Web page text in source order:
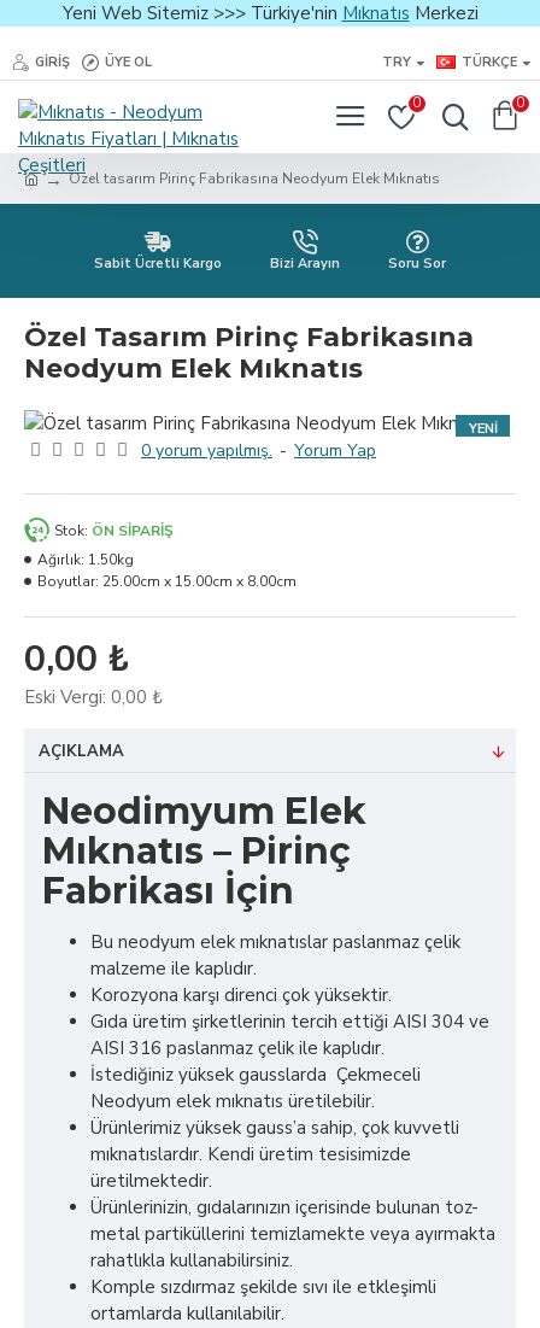
Yeni Web Sitemiz >>> Türkiye'nin Mıknatıs Merkezi
GIRIŞ ÜYE OL TRY TÜRKÇE
0 0
Özel tasarım Pirinç Fabrikasına Neodyum Elek Mıknatıs
Sabit Ücretli Kargo Bizi Arayın Soru Sor
Özel Tasarım Pirinç Fabrikasına
Neodyum Elek Mıknatıs
YENI
0 yorum yapılmış. - Yorum Yap
0,00 ₺
Eski Vergi: 0,00 ₺
Stok: ÖN SIPARIŞ
Ağırlık: 1.50kg
Boyutlar: 25.00cm x 15.00cm x 8.00cm
AÇIKLAMA
Neodimyum Elek
Mıknatıs – Pirinç
Fabrikası İçin
Bu neodyum elek mıknatıslar paslanmaz çelik
malzeme ile kaplıdır.
Korozyona karşı direnci çok yüksektir.
Gıda üretim şirketlerinin tercih ettiği AISI 304 ve
AISI 316 paslanmaz çelik ile kaplıdır.
İstediğiniz yüksek gausslarda Çekmeceli
Neodyum elek mıknatıs üretilebilir.
Ürünlerimiz yüksek gauss’a sahip, çok kuvvetli
mıknatıslardır. Kendi üretim tesisimizde
üretilmektedir.
Ürünlerinizin, gıdalarınızın içerisinde bulunan toz-
metal partiküllerini temizlamekte veya ayırmakta
rahatlıkla kullanabilirsiniz.
Komple sızdırmaz şekilde sıvı ile etkleşimli
ortamlarda kullanılabilir.